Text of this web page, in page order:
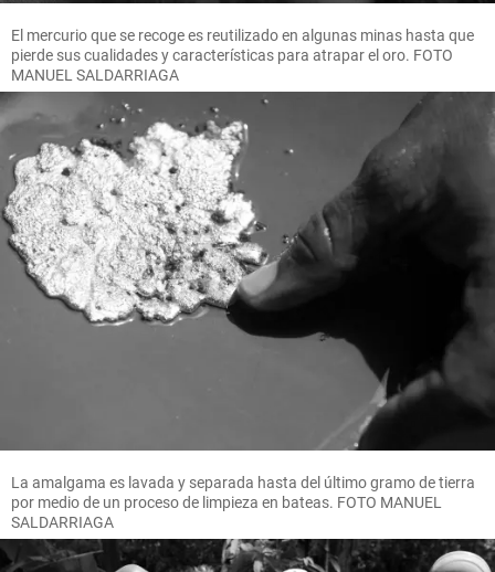
El mercurio que se recoge es reutilizado en algunas minas hasta que
pierde sus cualidades y características para atrapar el oro. FOTO
MANUEL SALDARRIAGA
La amalgama es lavada y separada hasta del último gramo de tierra
por medio de un proceso de limpieza en bateas. FOTO MANUEL
SALDARRIAGA